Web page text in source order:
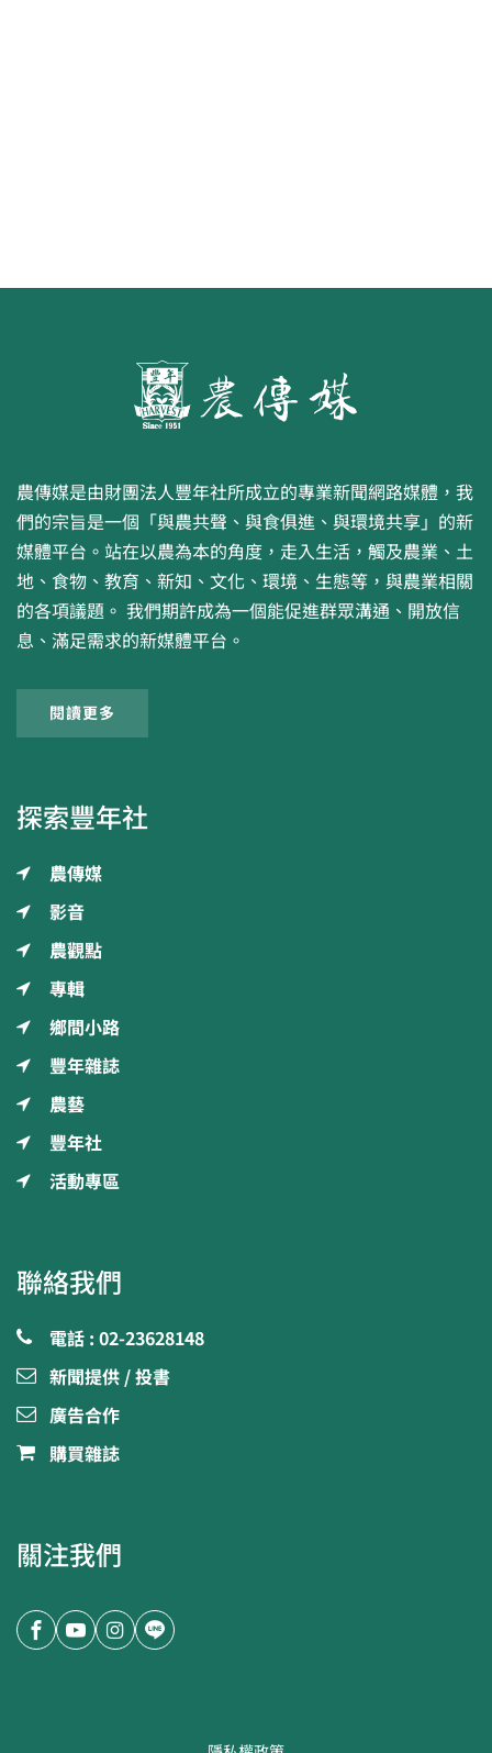
農傳媒是由財團法人豐年社所成立的專業新聞網路媒體，我
們的宗旨是一個「與農共聲、與食俱進、與環境共享」的新
媒體平台。站在以農為本的角度，走入生活，觸及農業、土
地、食物、教育、新知、文化、環境、生態等，與農業相關
的各項議題。 我們期許成為一個能促進群眾溝通、開放信
息、滿足需求的新媒體平台。
閱讀更多
探索豐年社
農傳媒
影音
農觀點
專輯
鄉間小路
豐年雜誌
農藝
豐年社
活動專區
聯絡我們
電話 : 02-23628148
新聞提供 / 投書
廣告合作
購買雜誌
關注我們